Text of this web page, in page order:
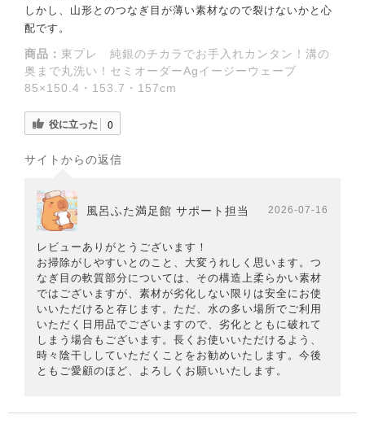
しかし、山形とのつなぎ目が薄い素材なので裂けないかと心
配です。
商品： 東プレ 純銀のチカラでお手入れカンタン！溝の
奥まで丸洗い！セミオーダーAgイージーウェーブ
85×150.4・153.7・157cm
役に立った 0
サイトからの返信
風呂ふた満足館 サポート担当 2026-07-16
レビューありがとうございます！
お掃除がしやすいとのこと、大変うれしく思います。つ
なぎ目の軟質部分については、その構造上柔らかい素材
ではございますが、素材が劣化しない限りは安全にお使
いいただけると存じます。ただ、水の多い場所でご利用
いただく日用品でございますので、劣化とともに破れて
しまう場合もございます。長くお使いいただけるよう、
時々陰干ししていただくことをお勧めいたします。今後
ともご愛顧のほど、よろしくお願いいたします。